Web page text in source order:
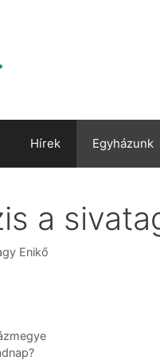
Hírek Egyházunk
a
Enikő